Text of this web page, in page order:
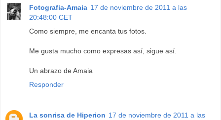
Fotografia-Amaia 17 de noviembre de 2011 a las
20:48:00 CET
Como siempre, me encanta tus fotos.
Me gusta mucho como expresas así, sigue así.
Un abrazo de Amaia
Responder
La sonrisa de Hiperion 17 de noviembre de 2011 a las